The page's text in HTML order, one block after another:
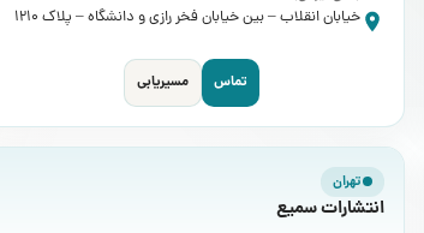
خیابان انقلاب – بین خیابان فخر رازی و دانشگاه – پلاک ۱۲۱۰
تماس مسیریابی
تهران
انتشارات سمیع